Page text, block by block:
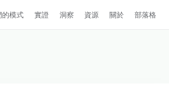
的模式 實證 洞察 資源 關於 部落格